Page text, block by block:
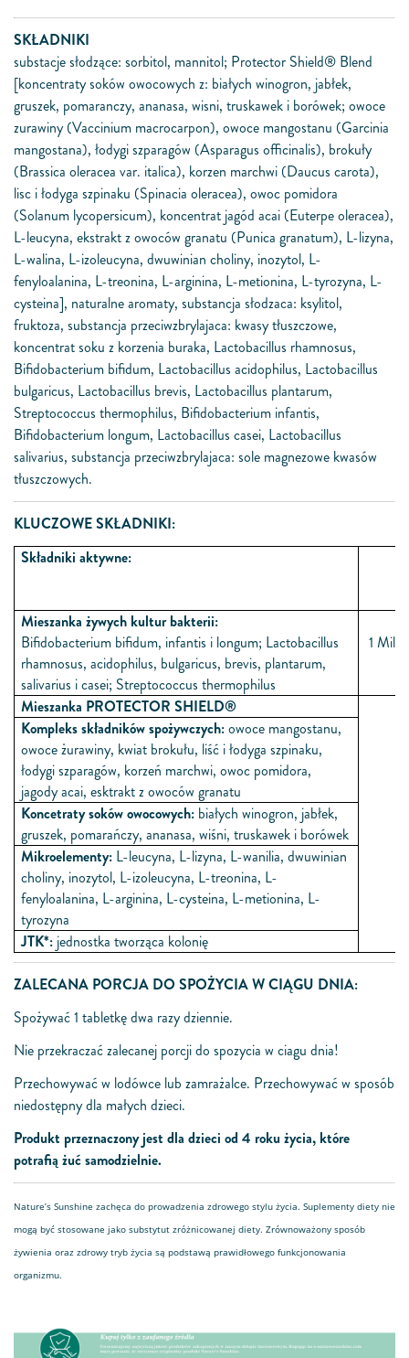
SKŁADNIKI
substacje słodzące: sorbitol, mannitol; Protector Shield® Blend
[koncentraty soków owocowych z: białych winogron, jabłek,
gruszek, pomaranczy, ananasa, wisni, truskawek i borówek; owoce
zurawiny (Vaccinium macrocarpon), owoce mangostanu (Garcinia
mangostana), łodygi szparagów (Asparagus officinalis), brokuły
(Brassica oleracea var. italica), korzen marchwi (Daucus carota),
lisc i łodyga szpinaku (Spinacia oleracea), owoc pomidora
(Solanum lycopersicum), koncentrat jagód acai (Euterpe oleracea),
L-leucyna, ekstrakt z owoców granatu (Punica granatum), L-lizyna,
L-walina, L-izoleucyna, dwuwinian choliny, inozytol, L-
fenyloalanina, L-treonina, L-arginina, L-metionina, L-tyrozyna, L-
cysteina], naturalne aromaty, substancja słodzaca: ksylitol,
fruktoza, substancja przeciwzbrylajaca: kwasy tłuszczowe,
koncentrat soku z korzenia buraka, Lactobacillus rhamnosus,
Bifidobacterium bifidum, Lactobacillus acidophilus, Lactobacillus
bulgaricus, Lactobacillus brevis, Lactobacillus plantarum,
Streptococcus thermophilus, Bifidobacterium infantis,
Bifidobacterium longum, Lactobacillus casei, Lactobacillus
salivarius, substancja przeciwzbrylajaca: sole magnezowe kwasów
tłuszczowych.
KLUCZOWE SKŁADNIKI:
Składniki aktywne:
Mieszanka żywych kultur bakterii:
Bifidobacterium bifidum, infantis i longum; Lactobacillus
rhamnosus, acidophilus, bulgaricus, brevis, plantarum,
salivarius i casei; Streptococcus thermophilus
1
Mieszanka PROTECTOR SHIELD®
Kompleks składników spożywczych:owoce mangostanu,
owoce żurawiny, kwiat brokułu, liść i łodyga szpinaku,
łodygi szparagów, korzeń marchwi, owoc pomidora,
jagody acai, esktrakt z owoców granatu
Koncetraty soków owocowych: białych winogron, jabłek,
gruszek, pomarańczy, ananasa, wiśni, truskawek i borówek
Mikroelementy: L-leucyna, L-lizyna, L-wanilia, dwuwinian
choliny, inozytol, L-izoleucyna, L-treonina, L-
fenyloalanina, L-arginina, L-cysteina, L-metionina, L-
tyrozyna
JTK*: jednostka tworząca kolonię
ZALECANA PORCJA DO SPOŻYCIA W CIĄGU DNIA:
Spożywać 1 tabletkę dwa razy dziennie.
Nie przekraczać zalecanej porcji do spozycia w ciagu dnia!
Przechowywać w lodówce lub zamrażalce. Przechowywać w sposób
niedostępny dla małych dzieci.
Produkt przeznaczonyjest dla dzieci od 4 roku życia, które
potrafią żuć samodzielnie.
Nature’s Sunshine zachęca do prowadzenia zdrowego stylu życia. Suplementy diety nie
mogą być stosowane jako substytut zróżnicowanej diety. Zrównoważony sposób
żywienia oraz zdrowy tryb życia są podstawą prawidłowego funkcjonowania
organizmu.